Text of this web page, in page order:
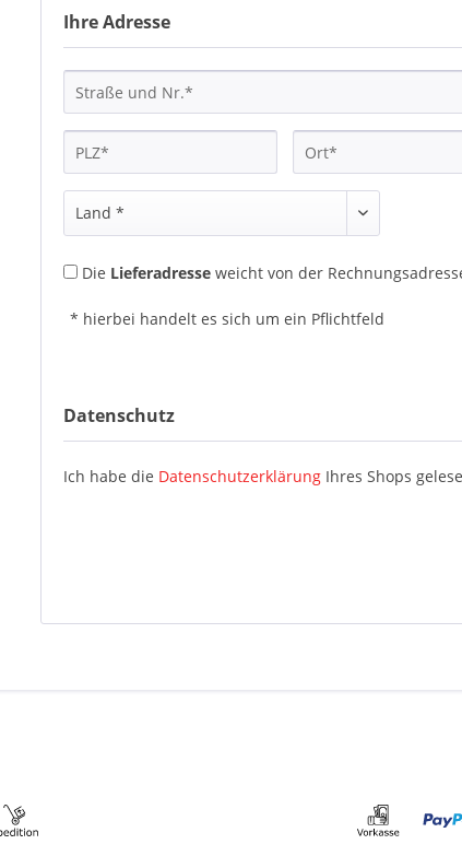
Ihre Adresse
Die Lieferadresseweicht von der
* hierbei handelt es sich um ein Pflichtfeld
Datenschutz
Ich habe die DatenschutzerklärungIhres Shops